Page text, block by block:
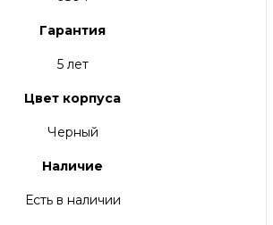
Гарантия
5 лет
Цвет корпуса
Черный
Наличие
Есть в наличии